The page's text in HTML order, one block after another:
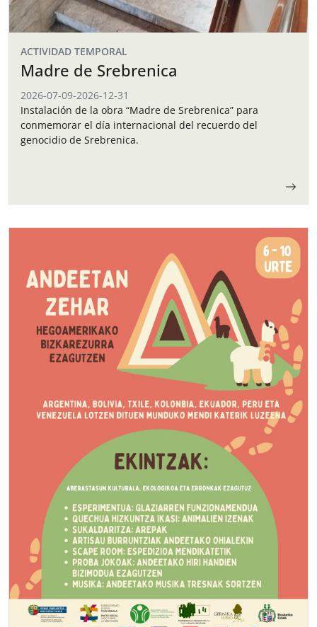
ACTIVIDAD TEMPORAL
Madre de Srebrenica
2026-07-09-2026-12-31
Instalación de la obra “Madre de Srebrenica” para
conmemorar el día internacional del recuerdo del
genocidio de Srebrenica.